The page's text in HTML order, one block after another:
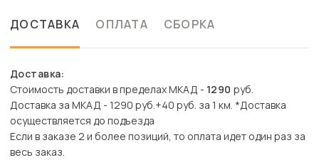
ДОСТАВКА ОПЛАТА СБОРКА
Доставка:
Стоимость доставки в пределах МКАД - 1290 руб.
Доставка за МКАД - 1290 руб.+40 руб. за 1 км. *Доставка
осуществляется до подъезда
Если в заказе 2 и более позиций, то оплата идет один раз за
весь заказ.